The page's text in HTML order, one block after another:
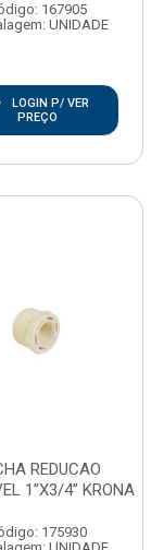
167905
UNIDADE
LOGIN P/ VER
PREÇO
REDUCAO
1”X3/4” KRONA
175930